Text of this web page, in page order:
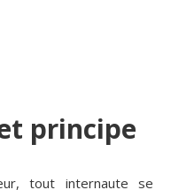
principe
tout internaute se